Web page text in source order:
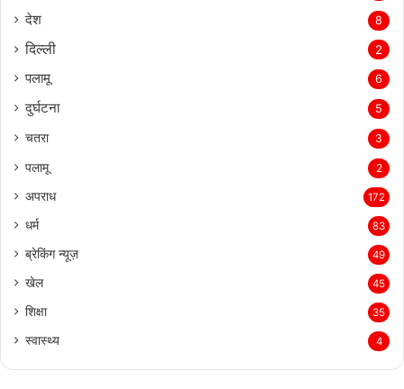
देश 8
दिल्‍ली 2
पलामू 6
दुर्घटना 5
चतरा 3
पलामू 2
अपराध 172
धर्म 83
ब्रेकिंग न्यूज़ 49
खेल 45
शिक्षा 35
स्वास्थ्य 4